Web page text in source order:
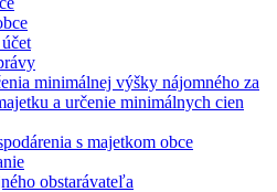
minimálnej výšky nájomného za
a určenie minimálnych cien
s majetkom obce
obstarávateľa